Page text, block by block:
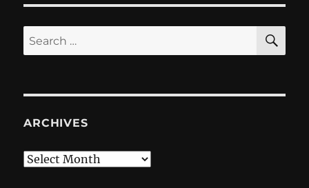
Search
for:
ARCHIVES
Archives